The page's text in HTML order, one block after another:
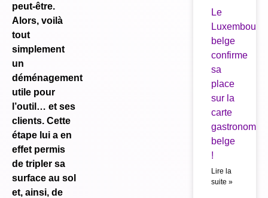
peut-être.
Alors, voilà
tout
simplement
un
déménagement
utile pour
l’outil… et ses
clients. Cette
étape lui a en
effet permis
de tripler sa
surface au sol
et, ainsi, de
Le
Luxembourg
belge
confirme
sa
place
sur la
carte
belge
!
Lire la
suite »